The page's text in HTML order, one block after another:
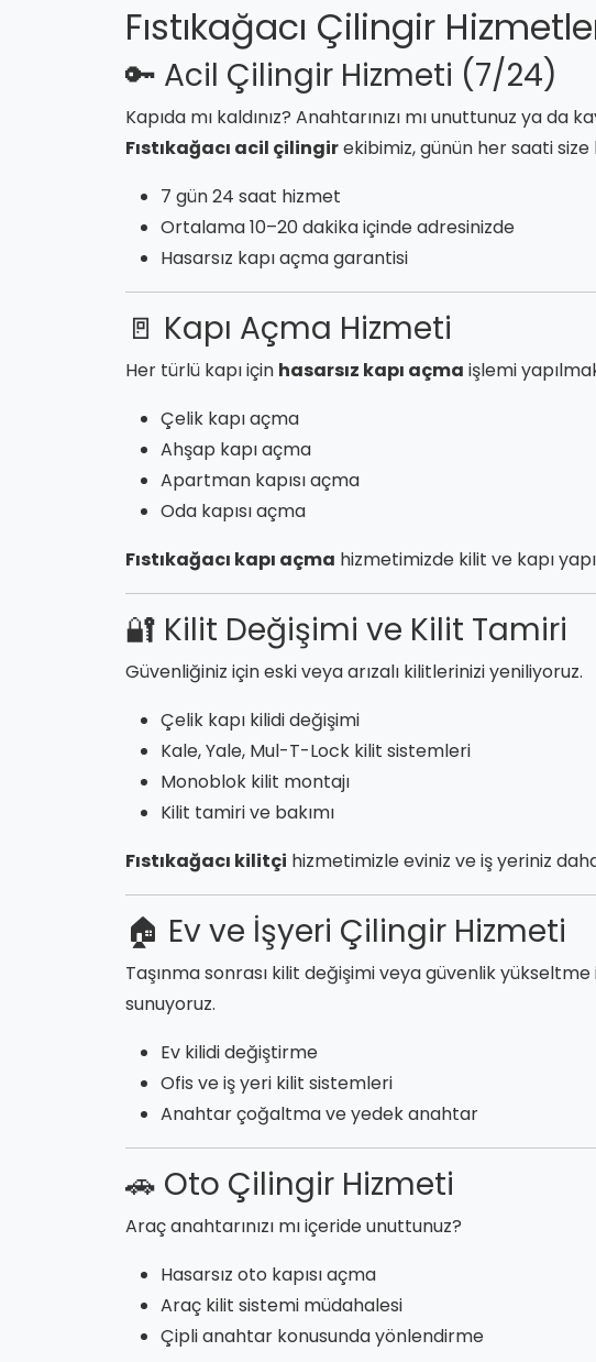
Fıstıkağacı Çilingir
🔑 Acil Çilingir Hizmeti (7/24)
Kapıda mı kaldınız? Anahtarınızı mı unuttunuz ya da
Fıstıkağacı acil çilingirekibimiz, günün her saati
7 gün 24 saat hizmet
Ortalama 10–20 dakika içinde adresinizde
Hasarsız kapı açma garantisi
🚪 Kapı Açma Hizmeti
Her türlü kapı için hasarsız kapı açma işlemi
Çelik kapı açma
Ahşap kapı açma
Apartman kapısı açma
Oda kapısı açma
Fıstıkağacı kapı açma hizmetimizde kilit ve kapı
🔐 Kilit Değişimi ve Kilit Tamiri
Güvenliğiniz için eski veya arızalı kilitlerinizi yeniliyoruz.
Çelik kapı kilidi değişimi
Kale, Yale, Mul-T-Lock kilit sistemleri
Monoblok kilit montajı
Kilit tamiri ve bakımı
Fıstıkağacı kilitçi hizmetimizle eviniz ve iş yeriniz
🏠 Ev ve İşyeri Çilingir Hizmeti
Taşınma sonrası kilit değişimi veya güvenlik
sunuyoruz.
Ev kilidi değiştirme
Ofis ve iş yeri kilit sistemleri
Anahtar çoğaltma ve yedek anahtar
🚗 Oto Çilingir Hizmeti
Araç anahtarınızı mı içeride unuttunuz?
Hasarsız oto kapısı açma
Araç kilit sistemi müdahalesi
Çipli anahtar konusunda yönlendirme